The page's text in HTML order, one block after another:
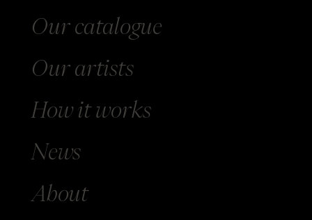
Our catalogue
Ourartists
Howit works
News
About